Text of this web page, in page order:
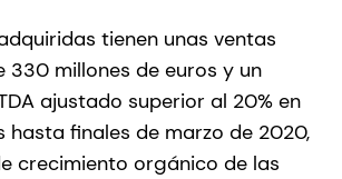
tienen unas ventas
330 millones de euros y un
ajustado superior al 20% en
hasta finales de marzo de 2020,
crecimiento orgánico de las